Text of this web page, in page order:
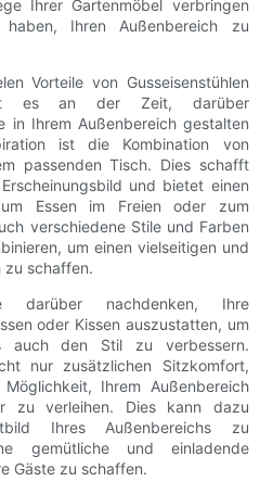
Ihrer Gartenmöbel verbringen
Ihren Außenbereich zu
Vorteile von Gusseisenstühlen
es an der Zeit, darüber
in Ihrem Außenbereich gestalten
ist die Kombination von
passenden Tisch. Dies schafft
und bietet einen
Essen im Freien oder zum
verschiedene Stile und Farben
um einen vielseitigen und
zu schaffen.
darüber nachdenken, Ihre
oder Kissen auszustatten, um
auch den Stil zu verbessern.
nur zusätzlichen Sitzkomfort,
Ihrem Außenbereich
zu verleihen. Dies kann dazu
Ihres Außenbereichs zu
gemütliche und einladende
Gäste zu schaffen.